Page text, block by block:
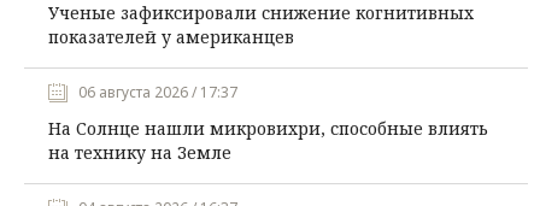
Ученые зафиксировали снижение когнитивных
показателей у американцев
06 августа 2026 / 17:37
На Солнце нашли микровихри, способные влиять
на технику на Земле